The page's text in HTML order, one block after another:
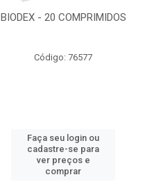
BIODEX - 20 COMPRIMIDOS
Código: 76577
Faça seu login ou
cadastre-se para
ver preços e
comprar